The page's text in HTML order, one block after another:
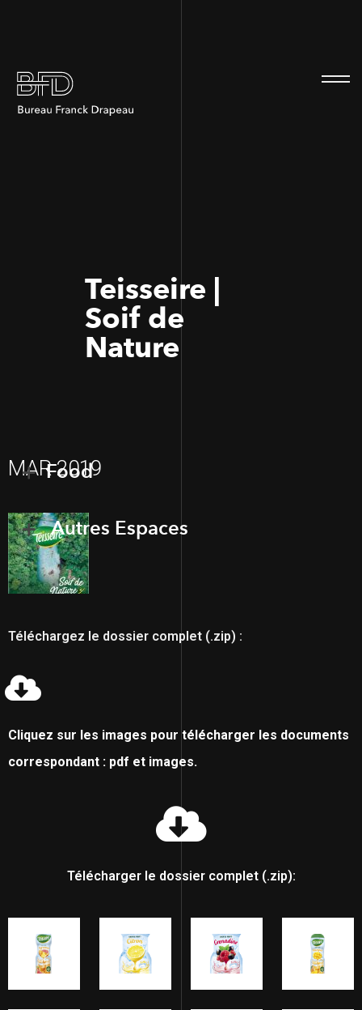
Teisseire |
Soif de
Nature
MAR 2019
Food
Autres Espaces
Téléchargez le dossier complet (.zip) :
Cliquez sur les images pour télécharger les documents
correspondant : pdf et images.
Télécharger le dossier complet (.zip):